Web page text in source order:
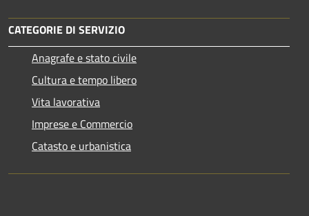
CATEGORIE DI SERVIZIO
Anagrafe e stato civile
Cultura e tempo libero
Vita lavorativa
Imprese e Commercio
Catasto e urbanistica